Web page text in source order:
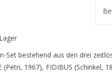
Set bestehend aus den drei
(Petri, 1967), FIDIBUS (Schinkel,